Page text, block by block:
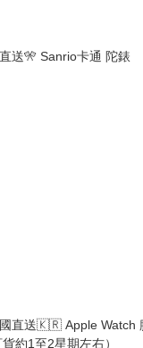
送🎌 Sanrio卡通 陀錶
直送🇰🇷 Apple Watch
約1至2星期左右）